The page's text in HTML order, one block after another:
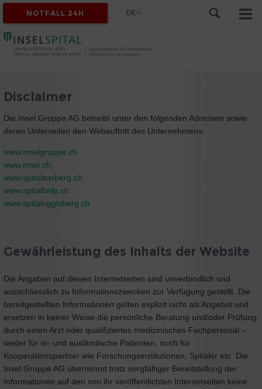
NOTFALL 24H DE
Disclaimer
Die Insel Gruppe AG betreibt unter den folgenden Adressen sowie
deren Unterseiten den Webauftritt des Unternehmens:
www.inselgruppe.ch
www.insel.ch
www.spitalaarberg.ch
www.spitalbelp.ch
www.spitalriggisberg.ch
Gewährleistung des Inhalts der Website
Die Angaben auf diesen Internetseiten sind unverbindlich und
ausschliesslich zu Informationszwecken zur Verfügung gestellt. Die
bereitgestellten Informationen gelten explizit nicht als Angebot und
ersetzen in keiner Weise die persönliche Beratung und/oder Prüfung
durch einen Arzt oder qualifiziertes medizinisches Fachpersonal –
weder für in- und ausländische Patienten, noch für
Kooperationspartner wie Forschungsinstitutionen, Spitäler etc. Die
Insel Gruppe AG übernimmt trotz sorgfältiger Bereitstellung der
Informationen auf den von ihr veröffentlichten Internetseiten keine